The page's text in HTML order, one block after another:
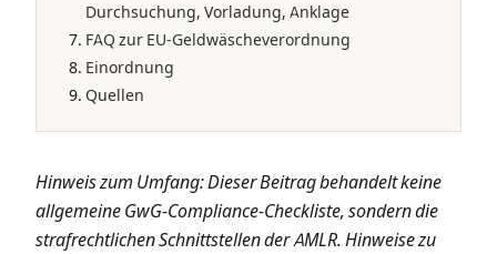
Durchsuchung, Vorladung, Anklage
FAQ zur EU-Geldwäscheverordnung
Einordnung
Quellen
Hinweis zum Umfang: Dieser Beitrag behandelt keine
allgemeine GwG-Compliance-Checkliste, sondern die
strafrechtlichen Schnittstellen der AMLR. Hinweise zu